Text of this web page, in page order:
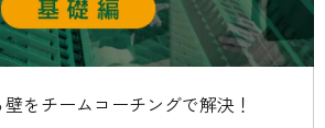
をチームコーチングで解決！